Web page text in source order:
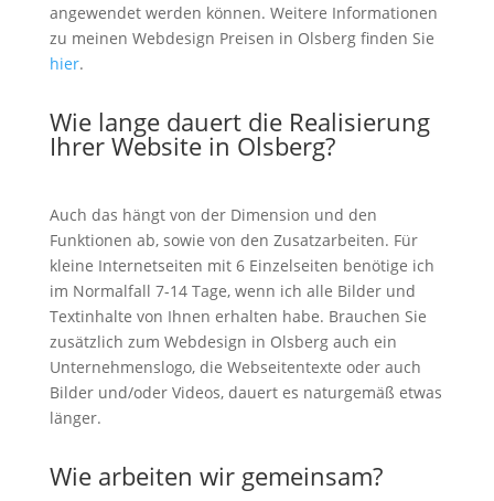
angewendet werden können. Weitere Informationen
zu meinen Webdesign Preisen in Olsberg finden Sie
hier.
Wie lange dauert die Realisierung
Ihrer Website in Olsberg?
Auch das hängt von der Dimension und den
Funktionen ab, sowie von den Zusatzarbeiten. Für
kleine Internetseiten mit 6 Einzelseiten benötige ich
im Normalfall 7-14 Tage, wenn ich alle Bilder und
Textinhalte von Ihnen erhalten habe. Brauchen Sie
zusätzlich zum Webdesign in Olsberg auch ein
Unternehmenslogo, die Webseitentexte oder auch
Bilder und/oder Videos, dauert es naturgemäß etwas
länger.
Wie arbeiten wir gemeinsam?